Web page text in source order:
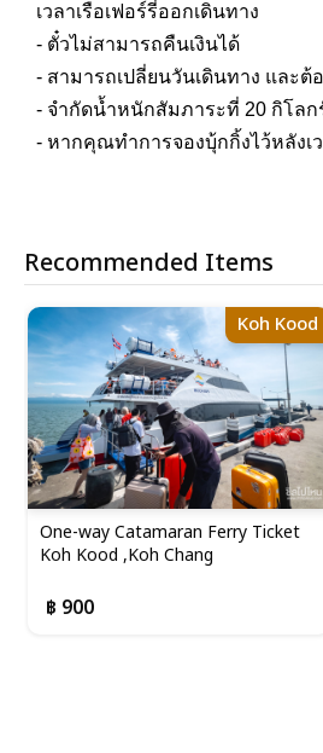
เวลาเรือเฟอร์รี่ออกเดินทาง
- ตั๋วไม่สามารถคืนเงินได้
- สามารถเปลี่ยนวันเดินทาง และต้
- จำกัดน้ำหนักสัมภาระที่ 20 กิโล
- หากคุณทำการจองบุ้กกิ้งไว้หลังเ
Recommended Items
Koh Kood
One-way Catamaran Ferry Ticket
Koh Kood ,Koh Chang
฿ 900